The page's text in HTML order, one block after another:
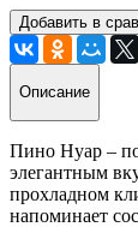
Добавить в
Описание
Пино Нуар –
элегантным
прохладном
напоминает